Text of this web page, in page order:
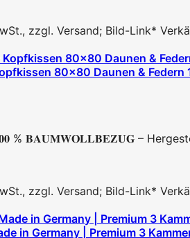
zzgl. Versand; Bild-Link*
80x80 Daunen &
% 𝐁𝐀𝐔𝐌𝐖𝐎𝐋𝐋𝐁𝐄𝐙𝐔𝐆 –
zzgl. Versand; Bild-Link*
in Germany | Premium 3